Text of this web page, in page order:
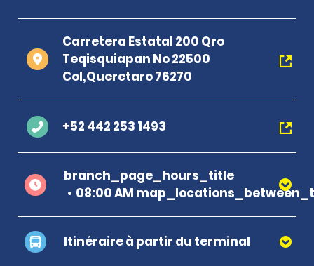
Carretera Estatal 200 Qro
Teqisquiapan No 22500
Col,Queretaro 76270
+52 442 253 1493
branch_page_hours_title
08:00 AM
Itinéraire à partir du terminal